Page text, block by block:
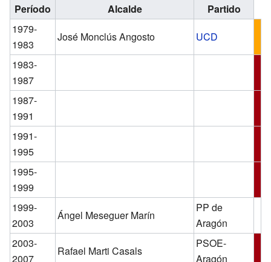
Período Alcalde
Partido
1979-
1983
José Monclús Angosto
UCD
1983-
1987
1987-
1991
1991-
1995
1995-
1999
1999-
2003
Ángel Meseguer Marín
PP de
Aragón
2003-
2007
Rafael Marti Casals
PSOE-
Aragón